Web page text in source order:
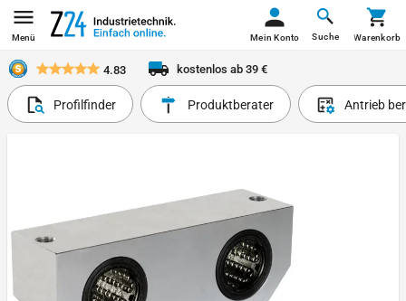
Menü Suche
Mein Konto Warenkorb
4.83 kostenlos ab 39 €
Profilfinder Produktberater Antrieb